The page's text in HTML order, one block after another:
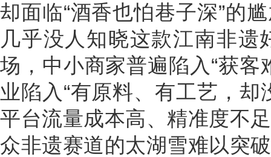
却面临“酒香也怕巷子深”的
几乎没人知晓这款江南非
场，中小商家普遍陷入“获
业陷入“有原料、有工艺，
平台流量成本高、精准度不
众非遗赛道的太湖雪难以突